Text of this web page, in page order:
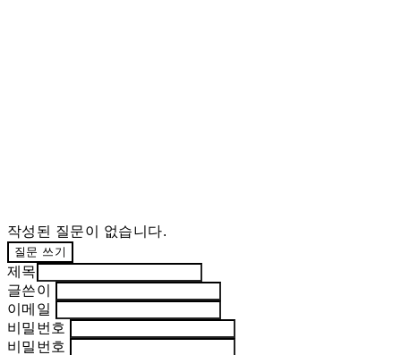
작성된 질문이 없습니다.
질문 쓰기
제목
글쓴이
이메일
비밀번호
비밀번호